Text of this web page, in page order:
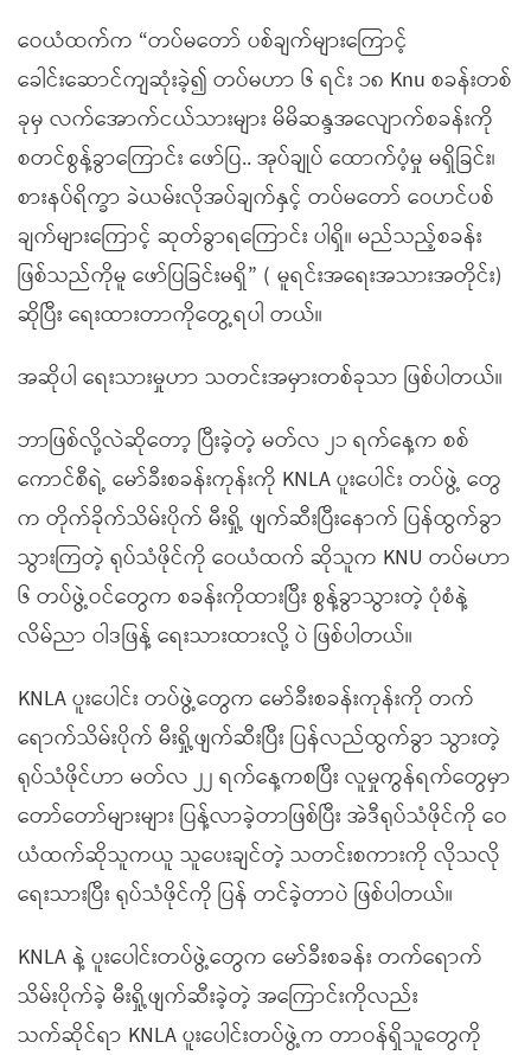
ဝေယံထက်က “တပ်မတော် ပစ်ချက်များကြောင့်
ခေါင်းဆောင်ကျဆုံးခဲ့၍ တပ်မဟာ ၆ ရင်း ၁၈ Knu စခန်းတစ်
ခုမှ လက်အောက်ငယ်သားများ မိမိဆန္ဒအလျောက်စခန်းကို
စတင်စွန့်ခွာကြောင်း ဖော်ပြ.. အုပ်ချုပ် ထောက်ပံ့မှု မရှိခြင်း၊
စားနပ်ရိက္ခာ ခဲယမ်းလိုအပ်ချက်နှင့် တပ်မတော် ဝေဟင်ပစ်
ချက်များကြောင့် ဆုတ်ခွာရကြောင်း ပါရှိ။ မည်သည့်စခန်း
ဖြစ်သည်ကိုမူ ဖော်ပြခြင်းမရှိ” ( မူရင်းအရေးအသားအတိုင်း)
ဆိုပြီး ရေးထားတာကိုတွေ့ရပါ တယ်။
အဆိုပါ ရေးသားမှုဟာ သတင်းအမှားတစ်ခုသာ ဖြစ်ပါတယ်။
ဘာဖြစ်လို့လဲဆိုတော့ ပြီးခဲ့တဲ့ မတ်လ ၂၁ ရက်နေ့က စစ်
ကောင်စီရဲ့ မော်ခီးစခန်းကုန်းကို KNLA ပူးပေါင်း တပ်ဖွဲ့ တွေ
က တိုက်ခိုက်သိမ်းပိုက် မီးရှို့ ဖျက်ဆီးပြီးနောက် ပြန်ထွက်ခွာ
သွားကြတဲ့ ရုပ်သံဖိုင်ကို ဝေယံထက် ဆိုသူက KNU တပ်မဟာ
၆ တပ်ဖွဲ့ဝင်တွေက စခန်းကိုထားပြီး စွန့်ခွာသွားတဲ့ ပုံစံနဲ့
လိမ်ညာ ဝါဒဖြန့် ရေးသားထားလို့ ပဲ ဖြစ်ပါတယ်။
KNLA ပူးပေါင်း တပ်ဖွဲ့တွေက မော်ခီးစခန်းကုန်းကို တက်
ရောက်သိမ်းပိုက် မီးရှို့ဖျက်ဆီးပြီး ပြန်လည်ထွက်ခွာ သွားတဲ့
ရုပ်သံဖိုင်ဟာ မတ်လ ၂၂ ရက်နေ့ကစပြီး လူမှုကွန်ရက်တွေမှာ
တော်တော်များများ ပြန့်လာခဲ့တာဖြစ်ပြီး အဲဒီရုပ်သံဖိုင်ကို ဝေ
ယံထက်ဆိုသူကယူ သူပေးချင်တဲ့ သတင်းစကားကို လိုသလို
ရေးသားပြီး ရုပ်သံဖိုင်ကို ပြန် တင်ခဲ့တာပဲ ဖြစ်ပါတယ်။
KNLA နဲ့ ပူးပေါင်းတပ်ဖွဲ့တွေက မော်ခီးစခန်း တက်ရောက်
သိမ်းပိုက်ခဲ့ မီးရှို့ဖျက်ဆီးခဲ့တဲ့ အကြောင်းကိုလည်း
သက်ဆိုင်ရာ KNLA ပူးပေါင်းတပ်ဖွဲ့က တာဝန်ရှိသူတွေကို